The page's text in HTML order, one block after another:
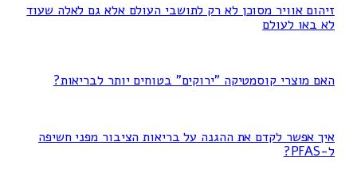
זיהום אוויר מסוכן לא רק לתושבי העולם אלא גם לאלה שעוד
לא באו לעולם
האם מוצרי קוסמטיקה "ירוקים" בטוחים יותר לבריאות?
איך אפשר לקדם את ההגנה על בריאות הציבור מפני חשיפה
ל-PFAS?